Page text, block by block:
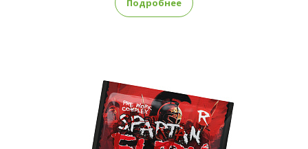
Подробнее